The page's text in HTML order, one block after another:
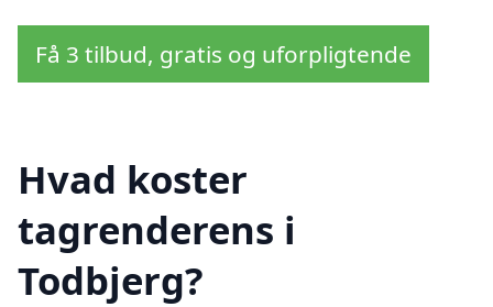
Få 3 tilbud, gratis og uforpligtende
Hvad koster
tagrenderens i
Todbjerg?